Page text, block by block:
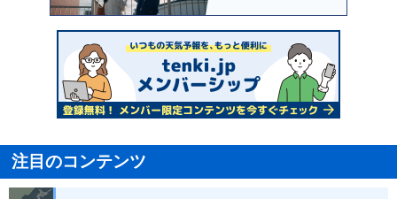
注目のコンテンツ